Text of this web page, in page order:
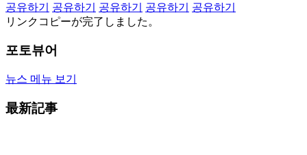
공유하기
공유하기 공유하기 공유하기
공유하기
リンクコピーが完了しました。
포토뷰어
뉴스 메뉴 보기
最新記事